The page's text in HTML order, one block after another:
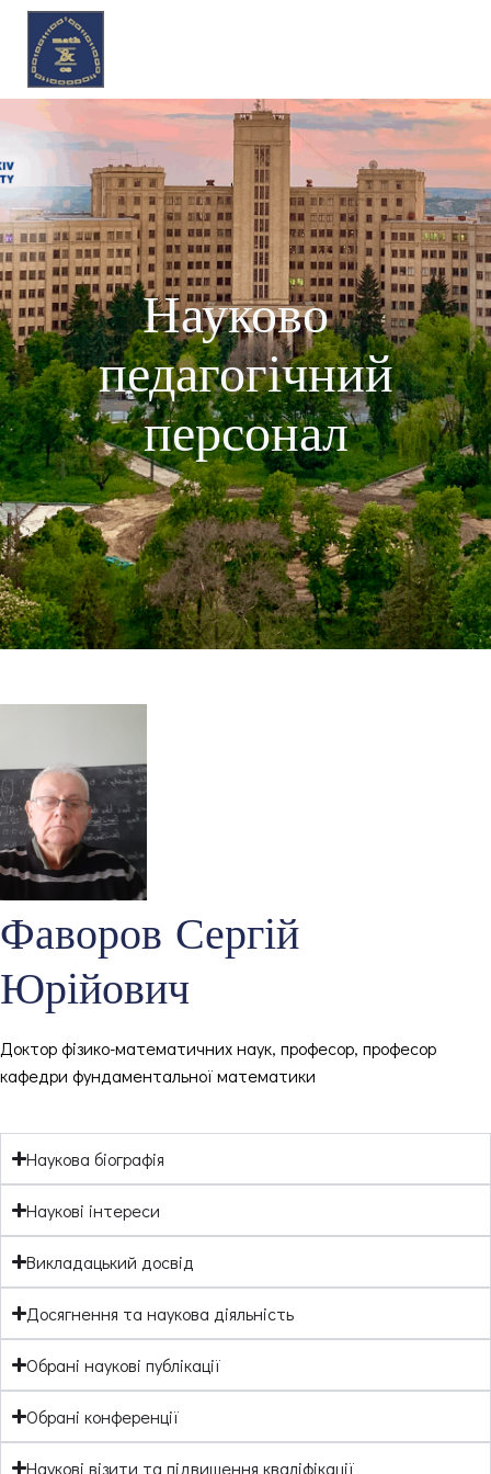
Науково-
педагогічний
персонал
Фаворов Сергій
Юрійович
Доктор фізико-математичних наук, професор, професор
кафедри фундаментальної математики
Наукова біографія
Наукові інтереси
Викладацький досвід
Досягнення та наукова діяльність
Обрані наукові публікації
Обрані конференції
Наукові візити та підвищення кваліфікації